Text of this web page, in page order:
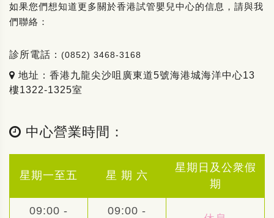
如果您們想知道更多關於香港試管嬰兒中心的信息，請與我
們聯絡：
診所電話： (0852) 3468-3168
地址：香港九龍尖沙咀廣東道5號海港城海洋中心13
樓1322-1325室
中心營業時間：
星期一至五 星 期 六
星期日及公衆假
期
09:00 - 09:00 -